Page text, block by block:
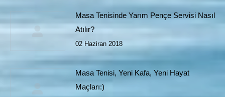
Masa Tenisinde Yarım Pençe Servisi Nasıl
Atılır?
02 Haziran 2018
Masa Tenisi, Yeni Kafa, Yeni Hayat
Maçları:)